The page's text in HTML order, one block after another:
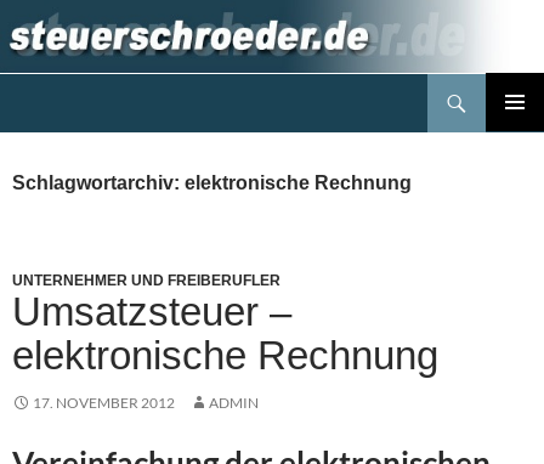
Inhalt
springen
Schlagwortarchiv: elektronische Rechnung
UNTERNEHMER UND FREIBERUFLER
Umsatzsteuer –
elektronische Rechnung
17. NOVEMBER 2012 ADMIN